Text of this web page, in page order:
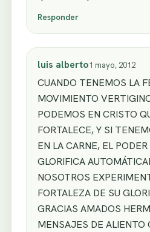
Responder
luis alberto1 mayo, 2012
CUANDO TENEMOS LA
MOVIMIENTO
PODEMOS EN CRISTO
FORTALECE, Y SI
EN LA CARNE, EL
GLORIFICA
NOSOTROS
FORTALEZA DE SU
GRACIAS AMADOS
MENSAJES DE ALIENTO